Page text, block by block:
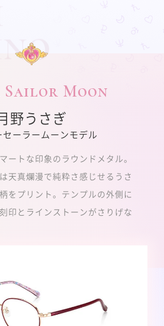
Sailor Moon
野うさぎ
セーラームーンモデル
ートな印象のラウンドメタル。
天真爛漫で純粋さ感じせるうさ
をプリント。テンプルの外側に
印とラインストーンがさりげな